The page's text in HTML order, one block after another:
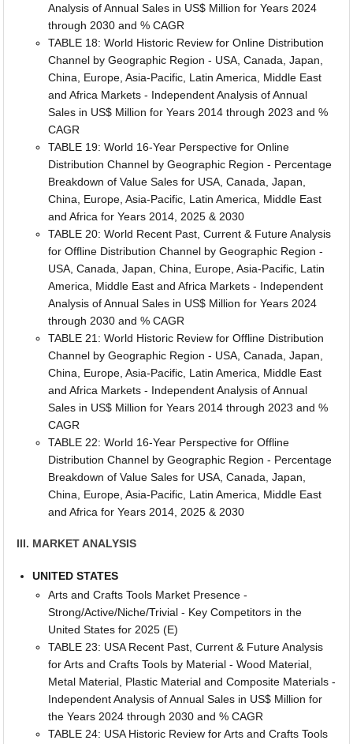
Analysis of Annual Sales in US$ Million for Years 2024
through 2030 and % CAGR
TABLE 18: World Historic Review for Online Distribution
Channel by Geographic Region - USA, Canada, Japan,
China, Europe, Asia-Pacific, Latin America, Middle East
and Africa Markets - Independent Analysis of Annual
Sales in US$ Million for Years 2014 through 2023 and %
CAGR
TABLE 19: World 16-Year Perspective for Online
Distribution Channel by Geographic Region - Percentage
Breakdown of Value Sales for USA, Canada, Japan,
China, Europe, Asia-Pacific, Latin America, Middle East
and Africa for Years 2014, 2025 & 2030
TABLE 20: World Recent Past, Current & Future Analysis
for Offline Distribution Channel by Geographic Region -
USA, Canada, Japan, China, Europe, Asia-Pacific, Latin
America, Middle East and Africa Markets - Independent
Analysis of Annual Sales in US$ Million for Years 2024
through 2030 and % CAGR
TABLE 21: World Historic Review for Offline Distribution
Channel by Geographic Region - USA, Canada, Japan,
China, Europe, Asia-Pacific, Latin America, Middle East
and Africa Markets - Independent Analysis of Annual
Sales in US$ Million for Years 2014 through 2023 and %
CAGR
TABLE 22: World 16-Year Perspective for Offline
Distribution Channel by Geographic Region - Percentage
Breakdown of Value Sales for USA, Canada, Japan,
China, Europe, Asia-Pacific, Latin America, Middle East
and Africa for Years 2014, 2025 & 2030
III. MARKET ANALYSIS
UNITED STATES
Arts and Crafts Tools Market Presence -
Strong/Active/Niche/Trivial - Key Competitors in the
United States for 2025 (E)
TABLE 23: USA Recent Past, Current & Future Analysis
for Arts and Crafts Tools by Material - Wood Material,
Metal Material, Plastic Material and Composite Materials -
Independent Analysis of Annual Sales in US$ Million for
the Years 2024 through 2030 and % CAGR
TABLE 24: USA Historic Review for Arts and Crafts Tools